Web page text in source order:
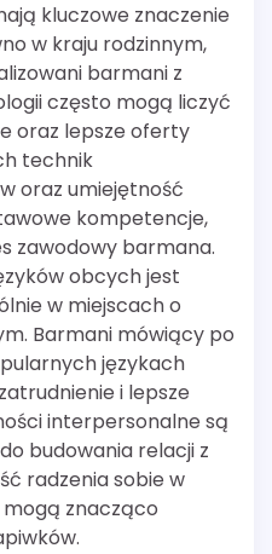
kluczowe znaczenie
w kraju rodzinnym,
barmani z
często mogą liczyć
oraz lepsze oferty
technik
oraz umiejętność
kompetencje,
zawodowy barmana.
obcych jest
w miejscach o
Barmani mówiący po
językach
i lepsze
interpersonalne są
budowania relacji z
radzenia sobie w
znacząco